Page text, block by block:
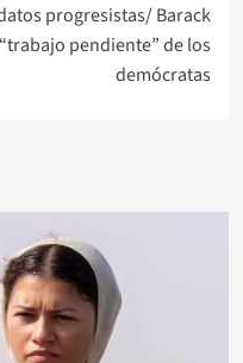
progresistas/ Barack
pendiente” de los
demócratas